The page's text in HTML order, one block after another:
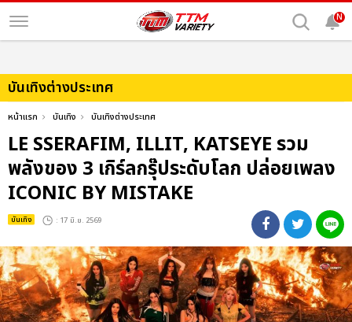
N
บันเทิงต่างประเทศ
หน้าแรก บันเทิง บันเทิงต่างประเทศ
LE SSERAFIM, ILLIT, KATSEYE รวม
พลังของ 3 เกิร์ลกรุ๊ประดับโลก ปล่อยเพลง
ICONIC BY MISTAKE
บันเทิง : 17 มิ.ย. 2569